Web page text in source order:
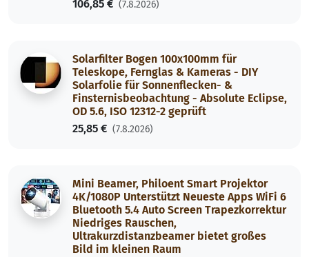
106,85 € (7.8.2026)
Solarfilter Bogen 100x100mm für
Teleskope, Fernglas & Kameras - DIY
Solarfolie für Sonnenflecken- &
Finsternisbeobachtung - Absolute Eclipse,
OD 5.6, ISO 12312-2 geprüft
25,85 € (7.8.2026)
Mini Beamer, Philoent Smart Projektor
4K/1080P Unterstützt Neueste Apps WiFi 6
Bluetooth 5.4 Auto Screen Trapezkorrektur
Niedriges Rauschen,
Ultrakurzdistanzbeamer bietet großes
Bild im kleinen Raum